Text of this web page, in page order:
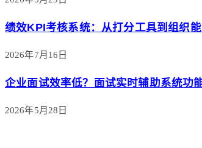
绩效KPI考核系统：从打分工具到组织
2026年7月16日
企业面试效率低？面试实时辅助系统功
2026年5月28日